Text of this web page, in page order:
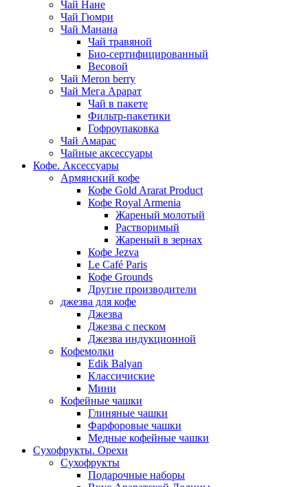
Чай Нане
Чай Гюмри
Чай Манана
Чай травяной
Био-сертифицированный
Весовой
Чай Meron berry
Чай Мега Арарат
Чай в пакете
Фильтр-пакетики
Гофроупаковка
Чай Амарас
Чайные аксессуары
Кофе. Аксессуары
Армянский кофе
Кофе Gold Ararat Product
Кофе Royal Armenia
Жареный молотый
Растворимый
Жареный в зернах
Кофе Jezva
Le Café Paris
Кофе Grounds
Другие производители
джезва для кофе
Джезва
Джезва с песком
Джезва индукционной
Кофемолки
Edik Balyan
Классичиские
Мини
Кофейные чашки
Глиняные чашки
Фарфоровые чашки
Медные кофейные чашки
Сухофрукты. Орехи
Сухофрукты
Подарочные наборы